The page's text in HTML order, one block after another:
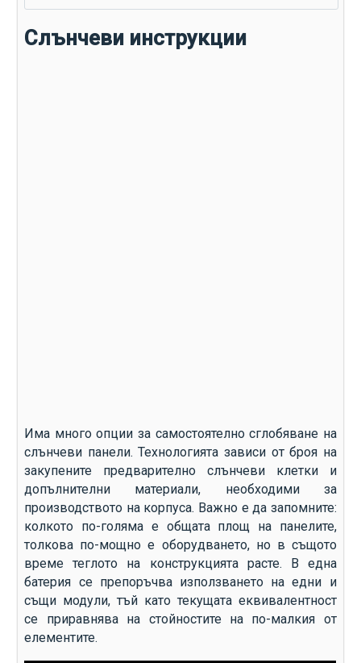
Слънчеви инструкции
Има много опции за самостоятелно сглобяване на
слънчеви панели. Технологията зависи от броя на
закупените предварително слънчеви клетки и
допълнителни материали, необходими за
производството на корпуса. Важно е да запомните:
колкото по-голяма е общата площ на панелите,
толкова по-мощно е оборудването, но в същото
време теглото на конструкцията расте. В една
батерия се препоръчва използването на едни и
същи модули, тъй като текущата еквивалентност
се приравнява на стойностите на по-малкия от
елементите.